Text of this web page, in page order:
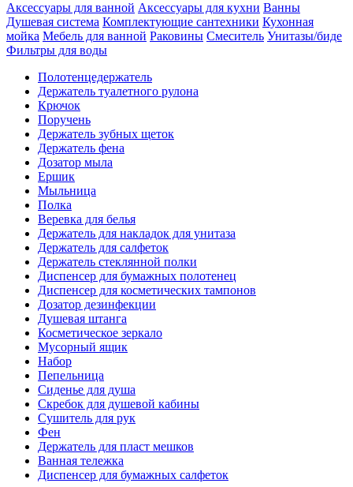
Аксессуары для ванной Аксессуары для кухни Ванны
Душевая система Комплектующие сантехники Кухонная
мойка Мебель для ванной Раковины Смеситель Унитазы/биде
Фильтры для воды
Полотенцедержатель
Держатель туалетного рулона
Крючок
Поручень
Держатель зубных щеток
Держатель фена
Дозатор мыла
Eршик
Мыльница
Полка
Веревка для белья
Держатель для накладок для унитаза
Держатель для салфеток
Держатель стеклянной полки
Диспенсер для бумажных полотенец
Диспенсер для косметических тампонов
Дозатор дезинфекции
Душевая штанга
Косметическое зеркало
Мусорный ящик
Набор
Пепельница
Сиденье для душа
Скребок для душевой кабины
Сушитель для рук
Фен
Держатель для пласт мешков
Ванная тележка
Диспенсер для бумажных салфеток